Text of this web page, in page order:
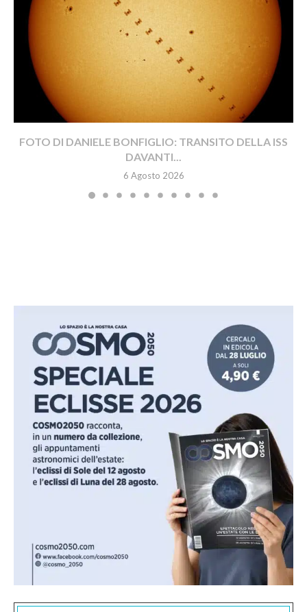
FOTO DI DANIELE BONFIGLIO: TRANSITO DELLA ISS
DAVANTI...
6 Agosto 2026